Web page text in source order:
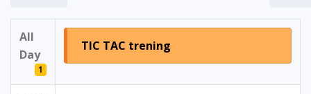
All
Day
1
TIC TAC trening